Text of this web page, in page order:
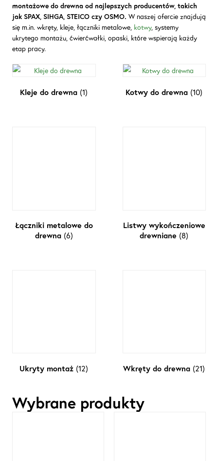
montażowe do drewna od najlepszych producentów, takich
jak SPAX, SIHGA, STEICO czy OSMO. W naszej ofercie znajdują
się m.in. wkręty, kleje, łączniki metalowe, kotwy, systemy
ukrytego montażu, ćwierćwałki, opaski, które wspierają każdy
etap pracy.
Kleje do drewna (1) Kotwy do drewna (10)
Łączniki metalowe do
drewna (6)
Listwy wykończeniowe
drewniane (8)
Ukryty montaż (12) Wkręty do drewna (21)
Wybrane produkty